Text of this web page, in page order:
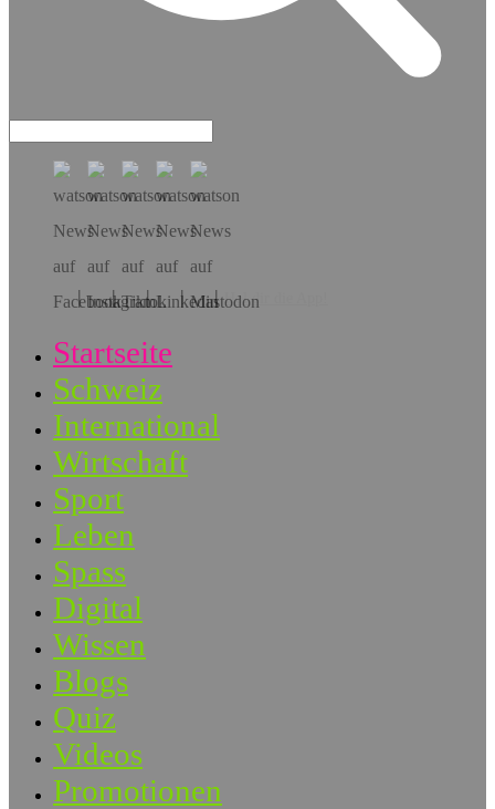
Hol dir die App!
Startseite
Schweiz
International
Wirtschaft
Sport
Leben
Spass
Digital
Wissen
Blogs
Quiz
Videos
Promotionen